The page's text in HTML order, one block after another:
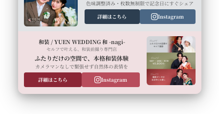
色味調整済み・枚数無制限で記念日にすぐシェア
詳細はこちら
Instagram
和装 / YUEN WEDDING 和 -nagi-
セルフで叶える、和装前撮り専門店
ふたりだけの空間で、本格和装体験
カメラマンなしで緊張せず自然体の表情を
詳細はこちら
Instagram